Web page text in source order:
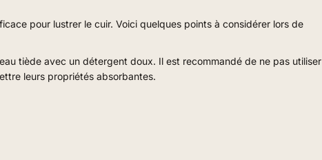
pour lustrer le cuir. Voici quelques points à considérer lors de
tiède avec un détergent doux. Il est recommandé de ne pas utiliser
leurs propriétés absorbantes.